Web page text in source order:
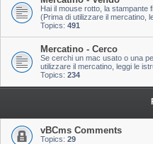
Hai il mouse rotto, la stampante
(Prima di utilizzare il mercatino,
Topics: 491
Mercatino - Cerco
Se cerchi un mac usato o una
utilizzare il mercatino, leggi le
Topics: 234
vBCms Comments
Topics: 29